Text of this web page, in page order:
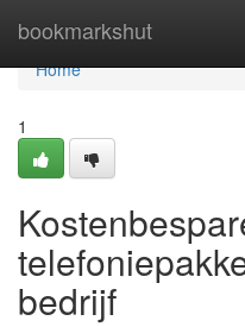
bookmarkshut
Home
Home
1
bedrijf